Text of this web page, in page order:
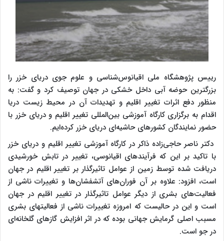
رییس پژوهشگاه ملی اقیانوس‌شناسی و علوم جوی دریای خزر را
بزرگترین حوضه آبی داخل خشکی در جهان توصیف کرد و گفت: به
منظور دفع اثرات تغییر اقلیم و تهدیدات آن در محیط زیست دریا
اقدام به برگزاری کارگاه آموزشی بین‌المللی تغییر اقلیم و دریای خزر با
حضور نمایندگان کشورهای حاشیه‌ای دریای خزر کرده‌ایم.
دکتر ناصر حاجی‌زاده ذاکر در کارگاه آموزشی تغییر اقلیم و دریای خزر
با تاکید بر این که فرآیندهای اقیانوسی، تغییر در تابش خورشیدی
دریافت شده توسط زمین از عوامل تاثیرگذار بر تغییر اقلیم در جهان
است، افزود: علاوه بر آن فوران‌های آتشفشان‌ها و تغییرات ناشی از
فعالیت‌های بشری از دیگر عوامل تاثیرگذار در تغییر اقلیم در جهان
است و این در حالیست که امروزه تغییرات ناشی از فعالیتهای بشری
مسبب اصلی گرمایش جهانی بوده که در اثر افزایش گازهای گلخانه‌ای
در جو است.